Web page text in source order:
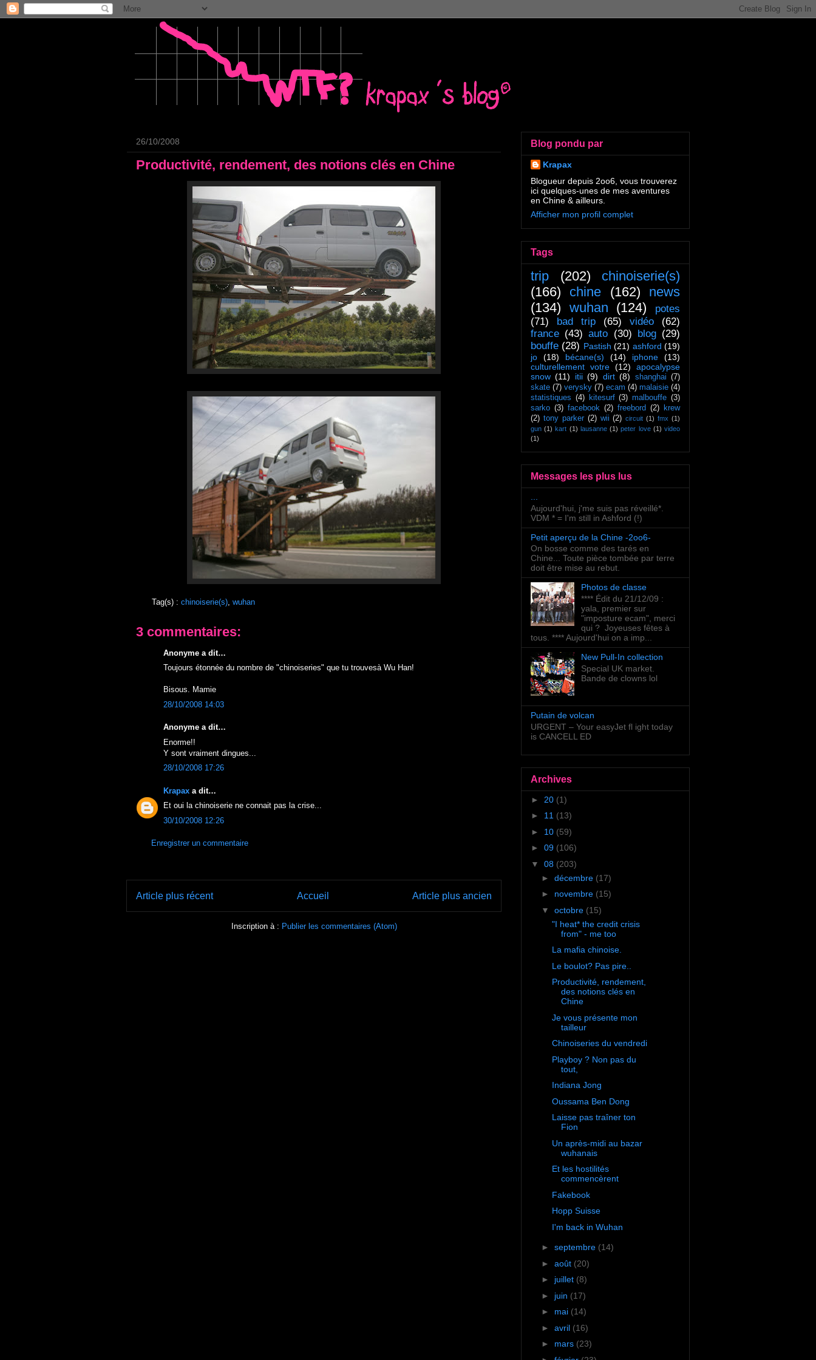
26/10/2008
Productivité, rendement, des notions clés en Chine
Tag(s) : chinoiserie(s) wuhan
3 commentaires:
Anonyme a dit…
Toujours étonnée du nombre de "chinoiseries" que tu trouvesà Wu Han!
Bisous. Mamie
28/10/2008 14:03
Anonyme a dit…
Enorme!!
Y sont vraiment dingues...
28/10/2008 17:26
Krapax a dit…
Et oui la chinoiserie ne connait pas la crise...
30/10/2008 12:26
Enregistrer un commentaire
Article plus récent Article plus ancien
Accueil
Inscription à : Publier les commentaires (Atom)
Blog pondu par
Krapax
Blogueur depuis 2oo6, vous trouverez
ici quelques-unes de mes aventures
en Chine & ailleurs.
Afficher mon profil complet
Tags
trip (202)
chinoiserie(s)
(166)
chine (162)
news
(134) wuhan (124)
potes
(71)
bad trip (65) vidéo
(62)
france (43) auto (30) blog (29)
bouffe (28) Pastish (21) ashford (19)
jo
(18) bécane(s) (14) iphone
(13)
culturellement votre (12)
apocalypse
snow (11) itii (9) dirt (8) shanghai (7)
skate (7) verysky (7) ecam (4) malaisie (4)
statistiques (4) kitesurf (3) malbouffe (3)
sarko (3) facebook (2) freebord (2)
krew
(2) tony parker (2) wii (2) circuit (1) fmx (1)
gun (1) kart (1) lausanne (1) peter love (1) video
(1)
Messages les plus lus
Aujourd'hui, j'me suis pas réveillé*.
VDM * = I'm still in Ashford (!)
Petit aperçu de la Chine -2oo6-
On bosse comme des tarés en
Chine... Toute pièce tombée par terre
doit être mise au rebut.
Photos de classe
**** Édit du 21/12/09 :
yala, premier sur
"imposture ecam", merci
qui ? Joyeuses fêtes à
tous. **** Aujourd'hui on a imp...
New Pull-In collection
Special UK market.
Bande de clowns lol
Putain de volcan
URGENT – Your easyJet fl ight today
is CANCELL ED
Archives
► 20 (1)
► 11 (13)
► 10 (59)
► 09 (106)
▼ 08 (203)
► décembre (17)
► novembre (15)
▼ octobre (15)
"I heat* the credit crisis
from" - me too
La mafia chinoise.
Le boulot? Pas pire..
Productivité, rendement,
des notions clés en
Chine
Je vous présente mon
tailleur
Chinoiseries du vendredi
Playboy ? Non pas du
tout,
Indiana Jong
Oussama Ben Dong
Laisse pas traîner ton
Fion
Un après-midi au bazar
wuhanais
Et les hostilités
commencèrent
Fakebook
Hopp Suisse
I'm back in Wuhan
► septembre (14)
► août (20)
► juillet (8)
► juin (17)
► mai (14)
► avril (16)
► mars (23)